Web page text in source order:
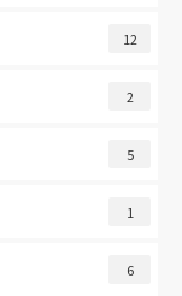
12
2
5
1
6